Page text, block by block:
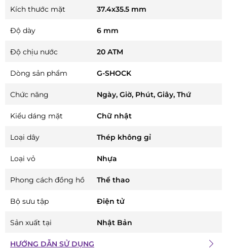
Kích thước mặt 37.4x35.5 mm
Độ dày 6 mm
Độ chịu nước 20 ATM
Dòng sản phẩm G-SHOCK
Chức năng Ngày, Giờ, Phút, Giây, Thứ
Kiểu dáng mặt Chữ nhật
Loại dây Thép không gỉ
Loại vỏ Nhựa
Phong cách đồng hồ Thể thao
Bộ sưu tập Điện tử
Sản xuất tại Nhật Bản
HƯỚNG DẪN SỬ DỤNG